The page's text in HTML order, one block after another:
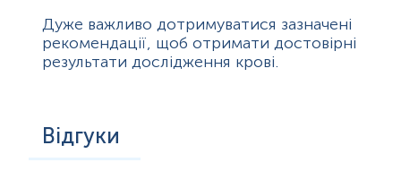
Дуже важливо дотримуватися зазначені
рекомендації, щоб отримати достовірні
результати дослідження крові.
Відгуки